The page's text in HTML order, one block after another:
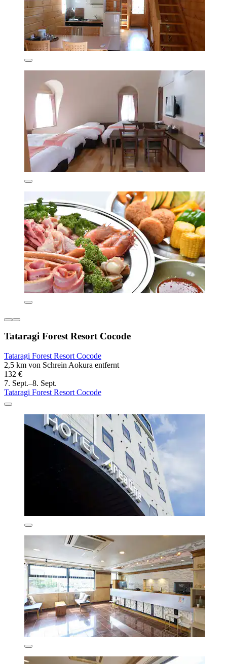
Tataragi Forest Resort Cocode
Tataragi Forest Resort Cocode
2,5 km von Schrein Aokura entfernt
132 €
7. Sept.–8. Sept.
Tataragi Forest Resort Cocode